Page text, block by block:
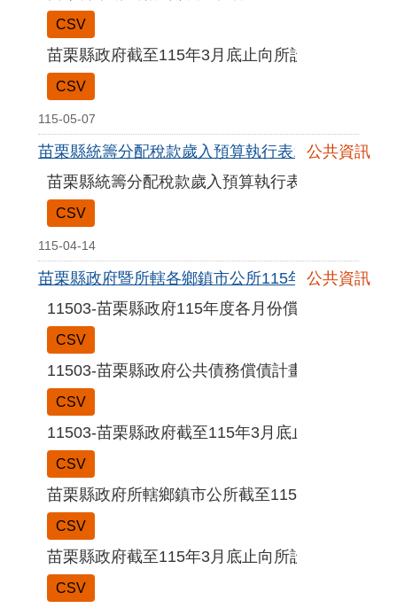
CSV
苗栗縣政府截至115年3月底止向所設非營業特種
CSV
115-05-07
苗栗縣統籌分配稅款歲入預算執行表115年3月
公共資訊
苗栗縣統籌分配稅款歲入預算執行表115年3月
CSV
115-04-14
苗栗縣政府暨所轄各鄉鎮市公所115年3月份公共債
公共資訊
11503-苗栗縣政府115年度各月份償債進度表
CSV
11503-苗栗縣政府公共債務償債計畫期程表
CSV
11503-苗栗縣政府截至115年3月底止公共債務訊
CSV
苗栗縣政府所轄鄉鎮市公所截至115年3月底止公
CSV
苗栗縣政府截至115年3月底止向所設非營業特種
CSV